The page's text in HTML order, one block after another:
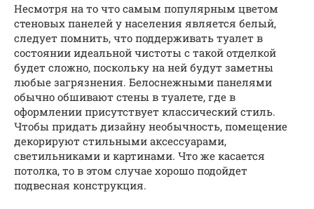
Несмотря на то что самым популярным цветом
стеновых панелей у населения является белый,
следует помнить, что поддерживать туалет в
состоянии идеальной чистоты с такой отделкой
будет сложно, поскольку на ней будут заметны
любые загрязнения. Белоснежными панелями
обычно обшивают стены в туалете, где в
оформлении присутствует классический стиль.
Чтобы придать дизайну необычность, помещение
декорируют стильными аксессуарами,
светильниками и картинами. Что же касается
потолка, то в этом случае хорошо подойдет
подвесная конструкция.